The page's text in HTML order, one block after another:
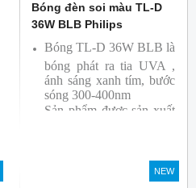
Bóng đèn soi màu TL-D
36W BLB Philips
Bóng TL-D 36W BLB là
bóng phát ra tia UVA ,
ánh sáng xanh tím, bước
sóng 300-400nm
Sản phẩm được sản xuất
NEW